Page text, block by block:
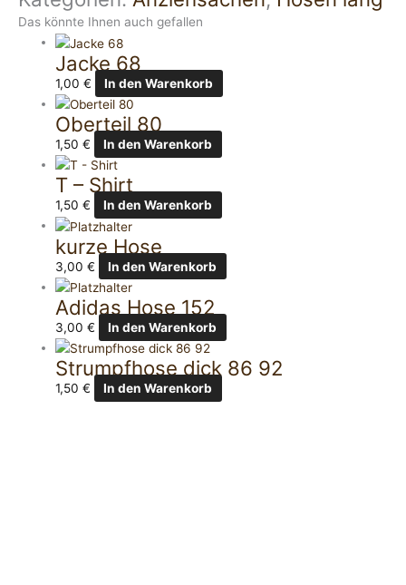
Das könnte Ihnen auch gefallen
Jacke 68
1,00€ In den Warenkorb
Oberteil 80
1,50€ In den Warenkorb
T – Shirt
1,50€ In den Warenkorb
kurze Hose
3,00€ In den Warenkorb
Adidas Hose 152
3,00€ In den Warenkorb
Strumpfhose dick 86 92
1,50€ In den Warenkorb